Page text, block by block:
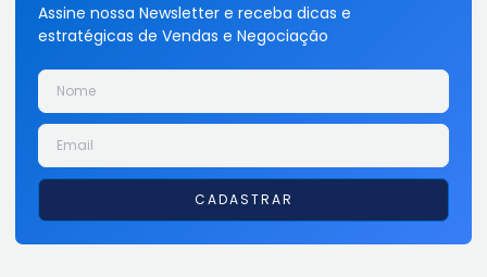
Assine nossa Newsletter e receba dicas e
estratégicas de Vendas e Negociação
CADASTRAR